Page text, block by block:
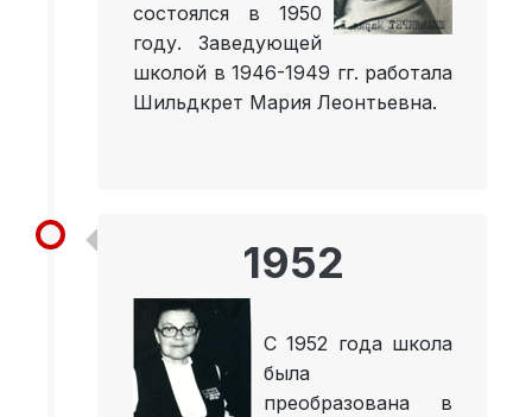
состоялся в 1950
году. Заведующей
школой в 1946-1949 гг. работала
Шильдкрет Мария Леонтьевна.
1952
С 1952 года школа
была
преобразована в